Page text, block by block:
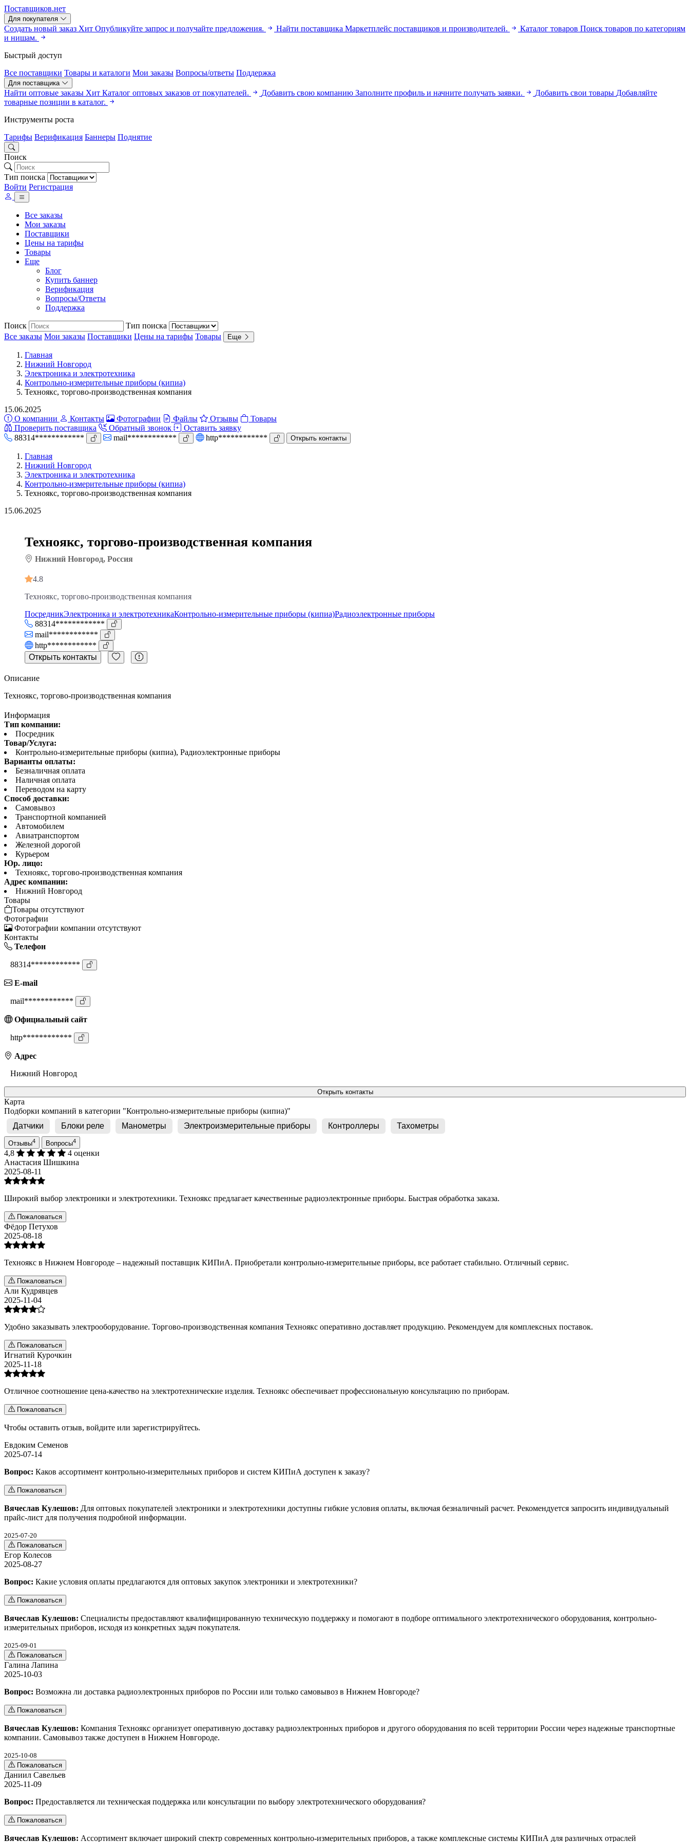
Поставщиков.нет
Для покупателя
Создать новый заказ Хит Опубликуйте запрос и получайте предложения. Найти поставщика Маркетплейс поставщиков и производителей. Каталог товаров Поиск товаров по категориям
и нишам.
Быстрый доступ
Все поставщики Товары и каталоги Мои заказы Вопросы/ответы Поддержка
Для поставщика
Найти оптовые заказы Хит Каталог оптовых заказов от покупателей. Добавить свою компанию Заполните профиль и начните получать заявки. Добавить свои товары Добавляйте
товарные позиции в каталог.
Инструменты роста
Тарифы Верификация Баннеры Поднятие
Поиск
Тип поиска
Войти Регистрация
Все заказы
Мои заказы
Поставщики
Цены на тарифы
Товары
Еще
Блог
Купить баннер
Верификация
Вопросы/Ответы
Поддержка
Поиск
Тип поиска
Все заказы Мои заказы Поставщики Цены на тарифы Товары Еще
Главная
Нижний Новгород
Электроника и электротехника
Контрольно-измерительные приборы (кипиа)
Техноякс, торгово-производственная компания
15.06.2025
О компании
Контакты Фотографии Файлы Отзывы
Товары
Проверить поставщика
Обратный звонок
Оставить заявку
88314************
mail************ http************ Открыть контакты
Главная
Нижний Новгород
Электроника и электротехника
Контрольно-измерительные приборы (кипиа)
Техноякс, торгово-производственная компания
15.06.2025
Техноякс, торгово-производственная компания
Нижний Новгород, Россия
4.8
Техноякс, торгово-производственная компания
ПосредникЭлектроника и электротехникаКонтрольно-измерительные приборы (кипиа)Радиоэлектронные приборы
88314************
mail************
http************
Открыть контакты
Описание
Техноякс, торгово-производственная компания
Информация
Тип компании:
Посредник
Товар/Услуга:
Контрольно-измерительные приборы (кипиа), Радиоэлектронные приборы
Варианты оплаты:
Безналичная оплата
Наличная оплата
Переводом на карту
Способ доставки:
Самовывоз
Транспортной компанией
Автомобилем
Авиатранспортом
Железной дорогой
Курьером
Юр. лицо:
Техноякс, торгово-производственная компания
Адрес компании:
Нижний Новгород
Товары
Товары отсутствуют
Фотографии
Фотографии компании отсутствуют
Контакты
Телефон
88314************
E-mail
mail************
Официальный сайт
http************
Адрес
Нижний Новгород
Открыть контакты
Карта
Подборки компаний в категории "Контрольно-измерительные приборы (кипиа)"
Датчики
Блоки реле Манометры Электроизмерительные приборы Контроллеры Тахометры
Отзывы4 Вопросы4
4,8
4 оценки
Анастасия Шишкина
2025-08-11
Широкий выбор электроники и электротехники. Техноякс предлагает качественные радиоэлектронные приборы. Быстрая обработка заказа.
Пожаловаться
Фёдор Петухов
2025-08-18
Техноякс в Нижнем Новгороде – надежный поставщик КИПиА. Приобретали контрольно-измерительные приборы, все работает стабильно. Отличный сервис.
Пожаловаться
Али Кудрявцев
2025-11-04
Удобно заказывать электрооборудование. Торгово-производственная компания Техноякс оперативно доставляет продукцию. Рекомендуем для комплексных поставок.
Пожаловаться
Игнатий Курочкин
2025-11-18
Отличное соотношение цена-качество на электротехнические изделия. Техноякс обеспечивает профессиональную консультацию по приборам.
Пожаловаться
Чтобы оставить отзыв, войдите или зарегистрируйтесь.
Евдоким Семенов
2025-07-14
Вопрос: Каков ассортимент контрольно-измерительных приборов и систем КИПиА доступен к заказу?
Пожаловаться
Вячеслав Кулешов: Для оптовых покупателей электроники и электротехники доступны гибкие условия оплаты, включая безналичный расчет. Рекомендуется запросить индивидуальный
прайс-лист для получения подробной информации.
2025-07-20
Пожаловаться
Егор Колесов
2025-08-27
Вопрос: Какие условия оплаты предлагаются для оптовых закупок электроники и электротехники?
Пожаловаться
Вячеслав Кулешов: Специалисты предоставляют квалифицированную техническую поддержку и помогают в подборе оптимального электротехнического оборудования, контрольно-
измерительных приборов, исходя из конкретных задач покупателя.
2025-09-01
Пожаловаться
Галина Лапина
2025-10-03
Вопрос: Возможна ли доставка радиоэлектронных приборов по России или только самовывоз в Нижнем Новгороде?
Пожаловаться
Вячеслав Кулешов: Компания Техноякс организует оперативную доставку радиоэлектронных приборов и другого оборудования по всей территории России через надежные транспортные
компании. Самовывоз также доступен в Нижнем Новгороде.
2025-10-08
Пожаловаться
Даниил Савельев
2025-11-09
Вопрос: Предоставляется ли техническая поддержка или консультации по выбору электротехнического оборудования?
Пожаловаться
Вячеслав Кулешов: Ассортимент включает широкий спектр современных контрольно-измерительных приборов, а также комплексные системы КИПиА для различных отраслей